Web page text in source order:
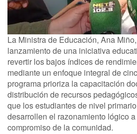
La Ministra de Educación, Ana
lanzamiento de una iniciativa
revertir los bajos índices de
mediante un enfoque integral de
programa prioriza la capacitación
distribución de recursos
que los estudiantes de nivel
desarrollen el razonamiento lógico
compromiso de la comunidad.